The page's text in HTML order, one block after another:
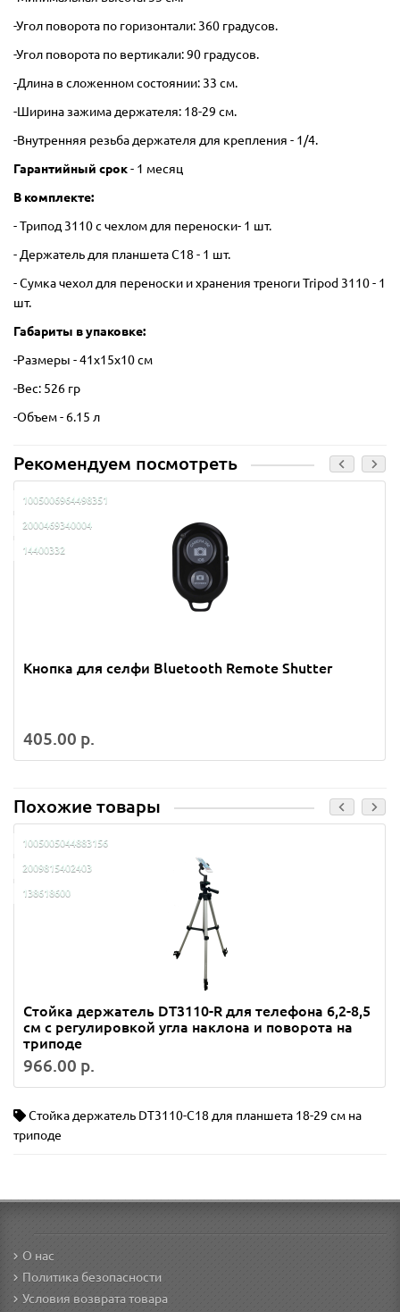
-Угол поворота по горизонтали: 360 градусов.
-Угол поворота по вертикали: 90 градусов.
-Длина в сложенном состоянии: 33 см.
-Ширина зажима держателя: 18-29 см.
-Внутренняя резьба держателя для крепления - 1/4.
Гарантийный срок- 1 месяц
В комплекте:
- Трипод 3110 с чехлом для переноски- 1 шт.
- Держатель для планшета C18 - 1 шт.
- Сумка чехол для переноски и хранения треноги Tripod 3110 - 1
шт.
Габариты в упаковке:
-Размеры - 41х15х10 см
-Вес: 526 гр
-Объем - 6.15 л
Рекомендуем посмотреть
1005006964498351
2000469340004
14400332
Кнопка для селфи Bluetooth Remote Shutter
405.00 р.
Похожие товары
1005005044883156
2009815402403
138618600
Стойка держатель DT3110-R для телефона 6,2-8,5
см с регулировкой угла наклона и поворота на
триподе
966.00 р.
Стойка держатель DT3110-C18 для планшета 18-29 см на
триподе
О нас
Политика безопасности
Условия возврата товара